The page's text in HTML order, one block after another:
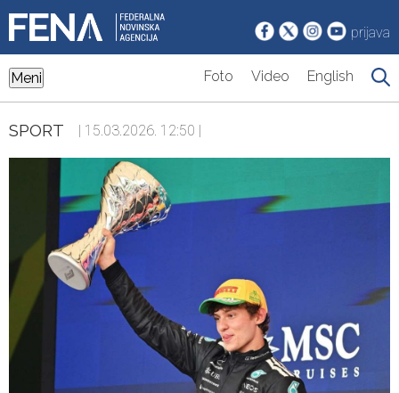
prijava
Meni Foto Video English
SPORT | 15.03.2026. 12:50 |